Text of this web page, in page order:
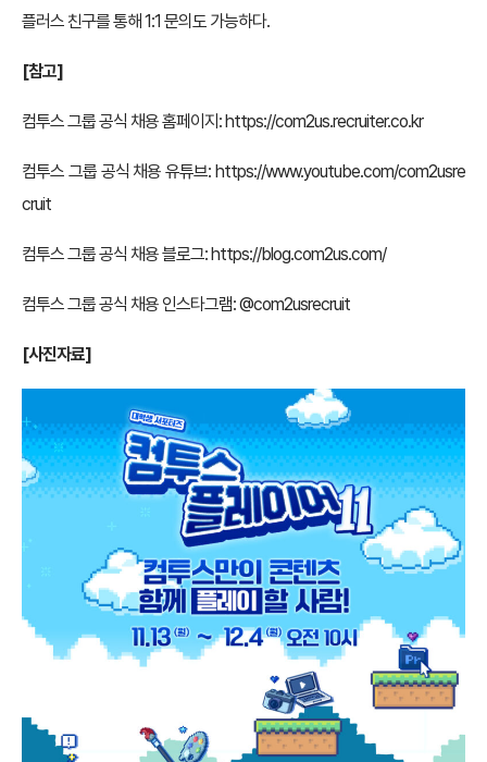
플러스 친구를 통해 1:1 문의도 가능하다.
[참고]
컴투스 그룹 공식 채용 홈페이지:https://com2us.recruiter.co.kr
컴투스 그룹 공식 채용 유튜브: https://www.youtube.com/com2usre
cruit
컴투스 그룹 공식 채용 블로그:https://blog.com2us.com/
컴투스 그룹 공식 채용 인스타그램: @com2usrecruit
[사진자료]